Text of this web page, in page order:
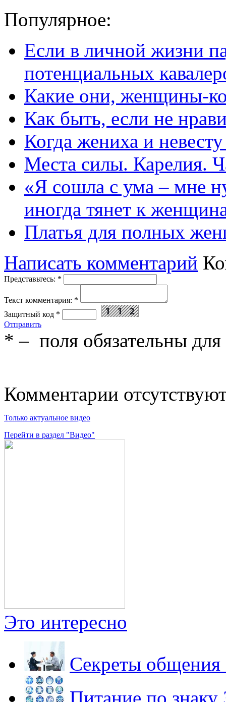
Популярное:
Если в личной жизни
потенциальных
Какие они, женщины-
Как быть, если не
Когда жениха и
Места силы. Карелия.
«Я сошла с ума – мне
иногда тянет к
Платья для полных
Написать комментарий
Представьтесь: *
Текст комментария: *
Защитный код *
Отправить
* – поля обязательны для
Комментарии
Только актуальное видео
Перейти в раздел "Видео"
Это интересно
Секреты
Питание по знаку